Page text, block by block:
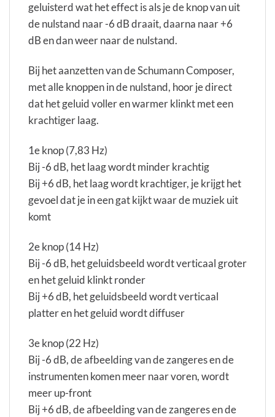
geluisterd wat het effect is als je de knop van uit
de nulstand naar -6 dB draait, daarna naar +6
dB en dan weer naar de nulstand.
Bij het aanzetten van de Schumann Composer,
met alle knoppen in de nulstand, hoor je direct
dat het geluid voller en warmer klinkt met een
krachtiger laag.
1e knop (7,83 Hz)
Bij -6 dB, het laag wordt minder krachtig
Bij +6 dB, het laag wordt krachtiger, je krijgt het
gevoel dat je in een gat kijkt waar de muziek uit
komt
2e knop (14 Hz)
Bij -6 dB, het geluidsbeeld wordt verticaal groter
en het geluid klinkt ronder
Bij +6 dB, het geluidsbeeld wordt verticaal
platter en het geluid wordt diffuser
3e knop (22 Hz)
Bij -6 dB, de afbeelding van de zangeres en de
instrumenten komen meer naar voren, wordt
meer up-front
Bij +6 dB, de afbeelding van de zangeres en de